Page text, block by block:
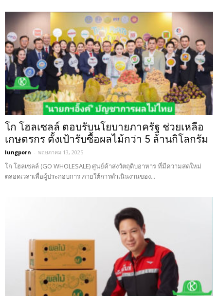
โก โฮลเซลล์ ตอบรับนโยบายภาครัฐ ช่วยเหลือ
เกษตรกร ตั้งเป้ารับซื้อผลไม้กว่า 5 ล้านกิโลกรัม
lungporn - พฤษภาคม 13, 2025
โก โฮลเซลล์ (GO WHOLESALE) ศูนย์ค้าส่งวัตถุดิบอาหาร ที่มีความสดใหม่
ตลอดเวลาเพื่อผู้ประกอบการ ภายใต้การดำเนินงานของ...